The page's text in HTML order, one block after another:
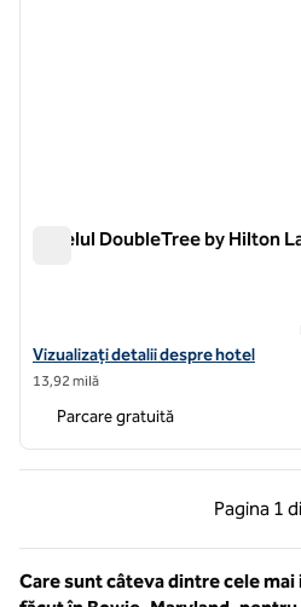
Hotelul DoubleTree by Hilton
Vizualizați detaliile hotelului
Vizualizați detalii despre hotel
13,92 milă
Parcare gratuită
PaginaPagina 1
Care sunt câteva dintre cele